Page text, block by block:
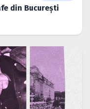
din Bucureşti